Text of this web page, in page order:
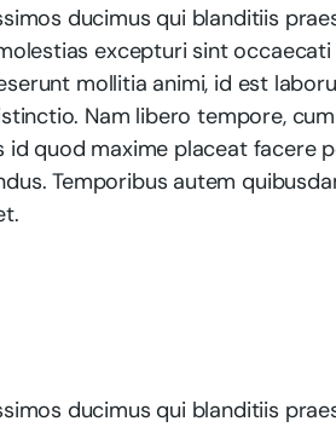
ducimus qui blanditiis
excepturi sint
mollitia animi, id est
Nam libero tempore,
quod maxime placeat facere
Temporibus autem
ducimus qui blanditiis